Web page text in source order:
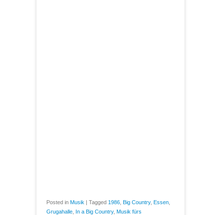
Posted in Musik | Tagged 1986 Big Country, Essen
Grugahalle In a Big Country, Musik fürs